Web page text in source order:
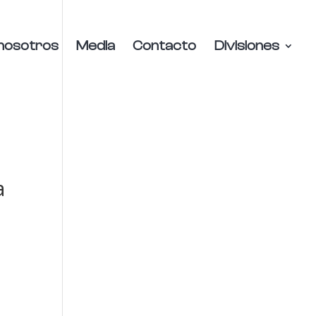
Media Contacto Divisiones